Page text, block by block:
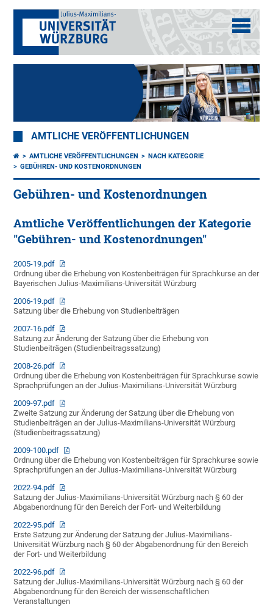
AMTLICHE VERÖFFENTLICHUNGEN
AMTLICHE VERÖFFENTLICHUNGEN
NACH KATEGORIE
GEBÜHREN- UND KOSTENORDNUNGEN
Gebühren- und Kostenordnungen
Amtliche Veröffentlichungen der Kategorie
"Gebühren- und Kostenordnungen"
2005-19.pdf
Ordnung über die Erhebung von Kostenbeiträgen für Sprachkurse an der
Bayerischen Julius-Maximilians-Universität Würzburg
2006-19.pdf
Satzung über die Erhebung von Studienbeiträgen
2007-16.pdf
Satzung zur Änderung der Satzung über die Erhebung von
Studienbeiträgen (Studienbeitragssatzung)
2008-26.pdf
Ordnung über die Erhebung von Kostenbeiträgen für Sprachkurse sowie
Sprachprüfungen an der Julius-Maximilians-Universität Würzburg
2009-97.pdf
Zweite Satzung zur Änderung der Satzung über die Erhebung von
Studienbeiträgen an der Julius-Maximilians-Universität Würzburg
(Studienbeitragssatzung)
2009-100.pdf
Ordnung über die Erhebung von Kostenbeiträgen für Sprachkurse sowie
Sprachprüfungen an der Julius-Maximilians-Universität Würzburg
2022-94.pdf
Satzung der Julius-Maximilians-Universität Würzburg nach § 60 der
Abgabenordnung für den Bereich der Fort- und Weiterbildung
2022-95.pdf
Erste Satzung zur Änderung der Satzung der Julius-Maximilians-
Universität Würzburg nach § 60 der Abgabenordnung für den Bereich
der Fort- und Weiterbildung
2022-96.pdf
Satzung der Julius-Maximilians-Universität Würzburg nach § 60 der
Abgabenordnung für den Bereich der wissenschaftlichen
Veranstaltungen